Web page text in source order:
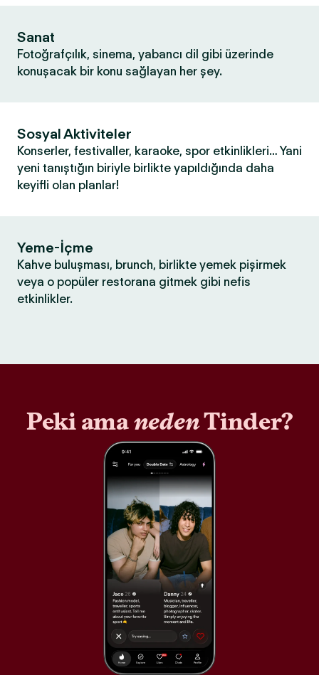
Sanat
Fotoğrafçılık, sinema, yabancı dil gibi üzerinde
konuşacak bir konu sağlayan her şey.
Sosyal Aktiviteler
Konserler, festivaller, karaoke, spor etkinlikleri… Yani
yeni tanıştığın biriyle birlikte yapıldığında daha
keyifli olan planlar!
Yeme-İçme
Kahve buluşması, brunch, birlikte yemek pişirmek
veya o popüler restorana gitmek gibi nefis
etkinlikler.
Peki amanedenTinder?